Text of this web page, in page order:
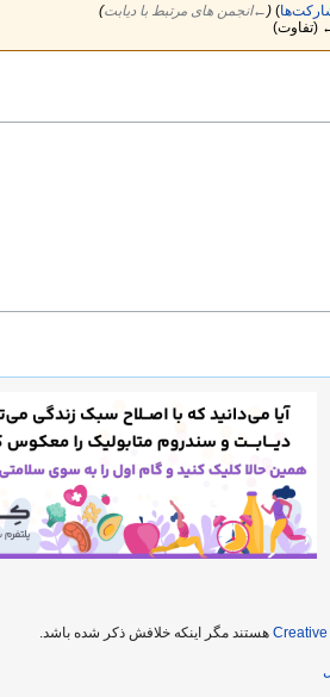
)
( ←‏انجمن های مرتبط با دیابت)
(تفاوت)
هستند مگر اینکه خلافش ذکر شده باشد.